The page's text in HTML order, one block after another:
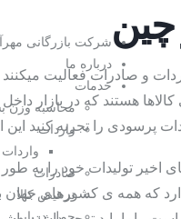
شرکت بازرگانی
درباره ما
خدمات
محاسبه وزن
واردات
صادرات
ترخیص کالا
چین
و صادرات فعالیت
هستند که در بازار
پرسودی را تجربه کنید این
اخیر تولیدات خود را به
که همه ی کشورهای جهان